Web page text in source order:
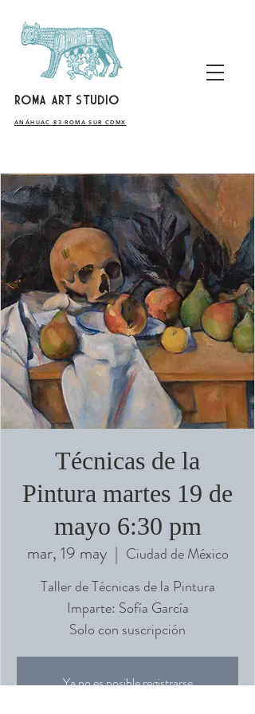
ROMA ART STUDIO
​ANÁHUAC 83 ROMA SUR CDMX
Técnicas de la
Pintura martes 19 de
mayo 6:30 pm
mar, 19 may
  |
Ciudad de México
Taller de Técnicas de la Pintura
Imparte: Sofía García
Solo con suscripción
Ya no es posible registrarse